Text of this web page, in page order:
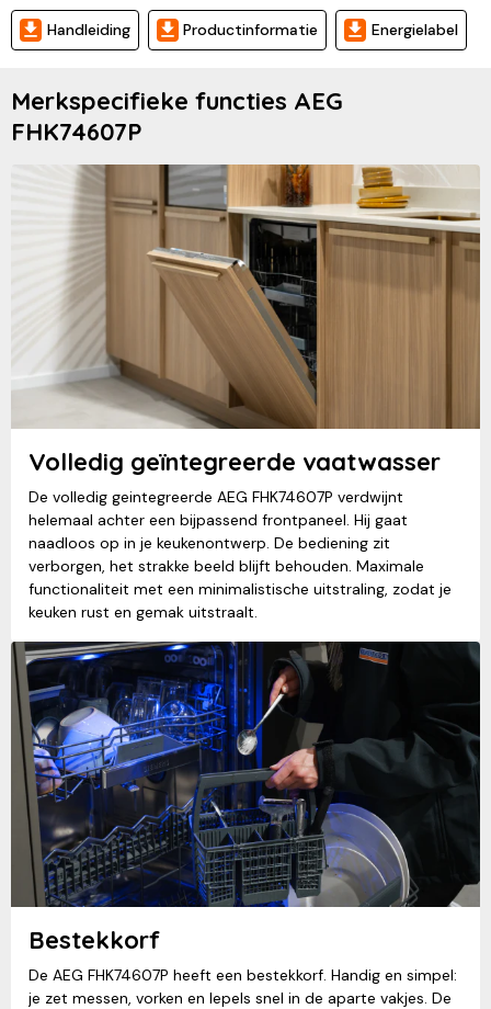
Handleiding Productinformatie Energielabel
Merkspecifieke functies AEG
FHK74607P
Volledig geïntegreerde vaatwasser
De volledig geintegreerde AEG FHK74607P verdwijnt
helemaal achter een bijpassend frontpaneel. Hij gaat
naadloos op in je keukenontwerp. De bediening zit
verborgen, het strakke beeld blijft behouden. Maximale
functionaliteit met een minimalistische uitstraling, zodat je
keuken rust en gemak uitstraalt.
Bestekkorf
De AEG FHK74607P heeft een bestekkorf. Handig en simpel:
je zet messen, vorken en lepels snel in de aparte vakjes. De